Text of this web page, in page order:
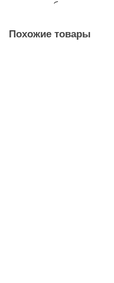
питание
Похожие товары